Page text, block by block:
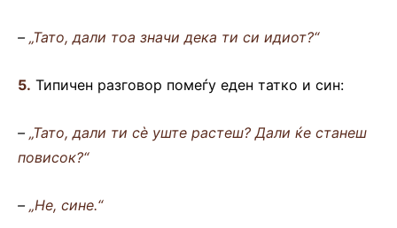
– „Тато, дали тоа значи дека ти си идиот?“
5. Типичен разговор помеѓу еден татко и син:
– „Тато, дали ти сè уште растеш? Дали ќе станеш
повисок?“
– „Не, сине.“